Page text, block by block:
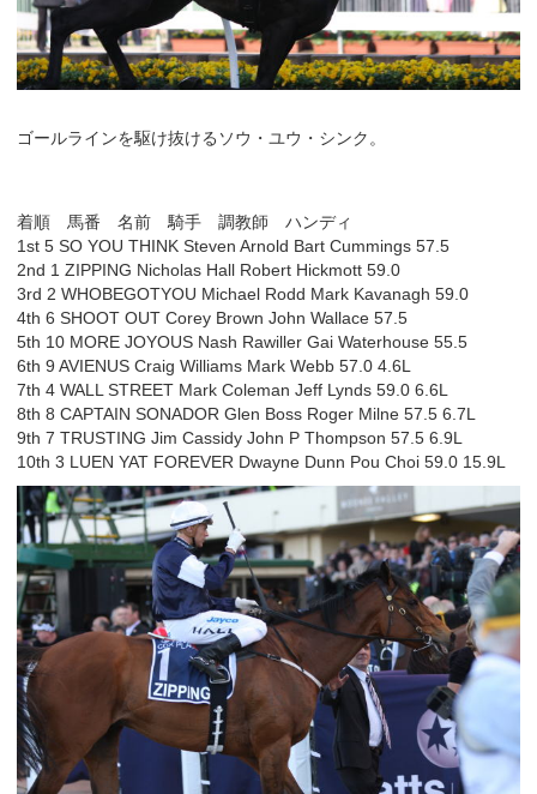
ゴールラインを駆け抜けるソウ・ユウ・シンク。
着順 馬番 名前 騎手 調教師 ハンディ
1st 5 SO YOU THINK Steven Arnold Bart Cummings 57.5
2nd 1 ZIPPING Nicholas Hall Robert Hickmott 59.0
3rd 2 WHOBEGOTYOU Michael Rodd Mark Kavanagh 59.0
4th 6 SHOOT OUT Corey Brown John Wallace 57.5
5th 10 MORE JOYOUS Nash Rawiller Gai Waterhouse 55.5
6th 9 AVIENUS Craig Williams Mark Webb 57.0 4.6L
7th 4 WALL STREET Mark Coleman Jeff Lynds 59.0 6.6L
8th 8 CAPTAIN SONADOR Glen Boss Roger Milne 57.5 6.7L
9th 7 TRUSTING Jim Cassidy John P Thompson 57.5 6.9L
10th 3 LUEN YAT FOREVER Dwayne Dunn Pou Choi 59.0 15.9L